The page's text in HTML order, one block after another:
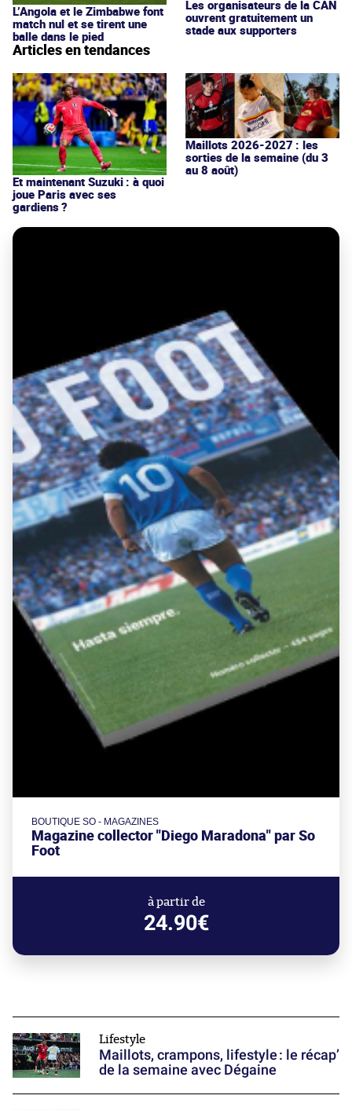
L’Angola et le Zimbabwe font
match nul et se tirent une
balle dans le pied
Les organisateurs de la CAN
ouvrent gratuitement un
stade aux supporters
Articles en tendances
Et maintenant Suzuki : à quoi
joue Paris avec ses
gardiens ?
Maillots 2026-2027 : les
sorties de la semaine (du 3
au 8 août)
BOUTIQUE SO - MAGAZINES
Magazine collector "Diego Maradona" par So
Foot
à partir de
24.90€
Lifestyle
Maillots, crampons, lifestyle : le récap’
de la semaine avec Dégaine